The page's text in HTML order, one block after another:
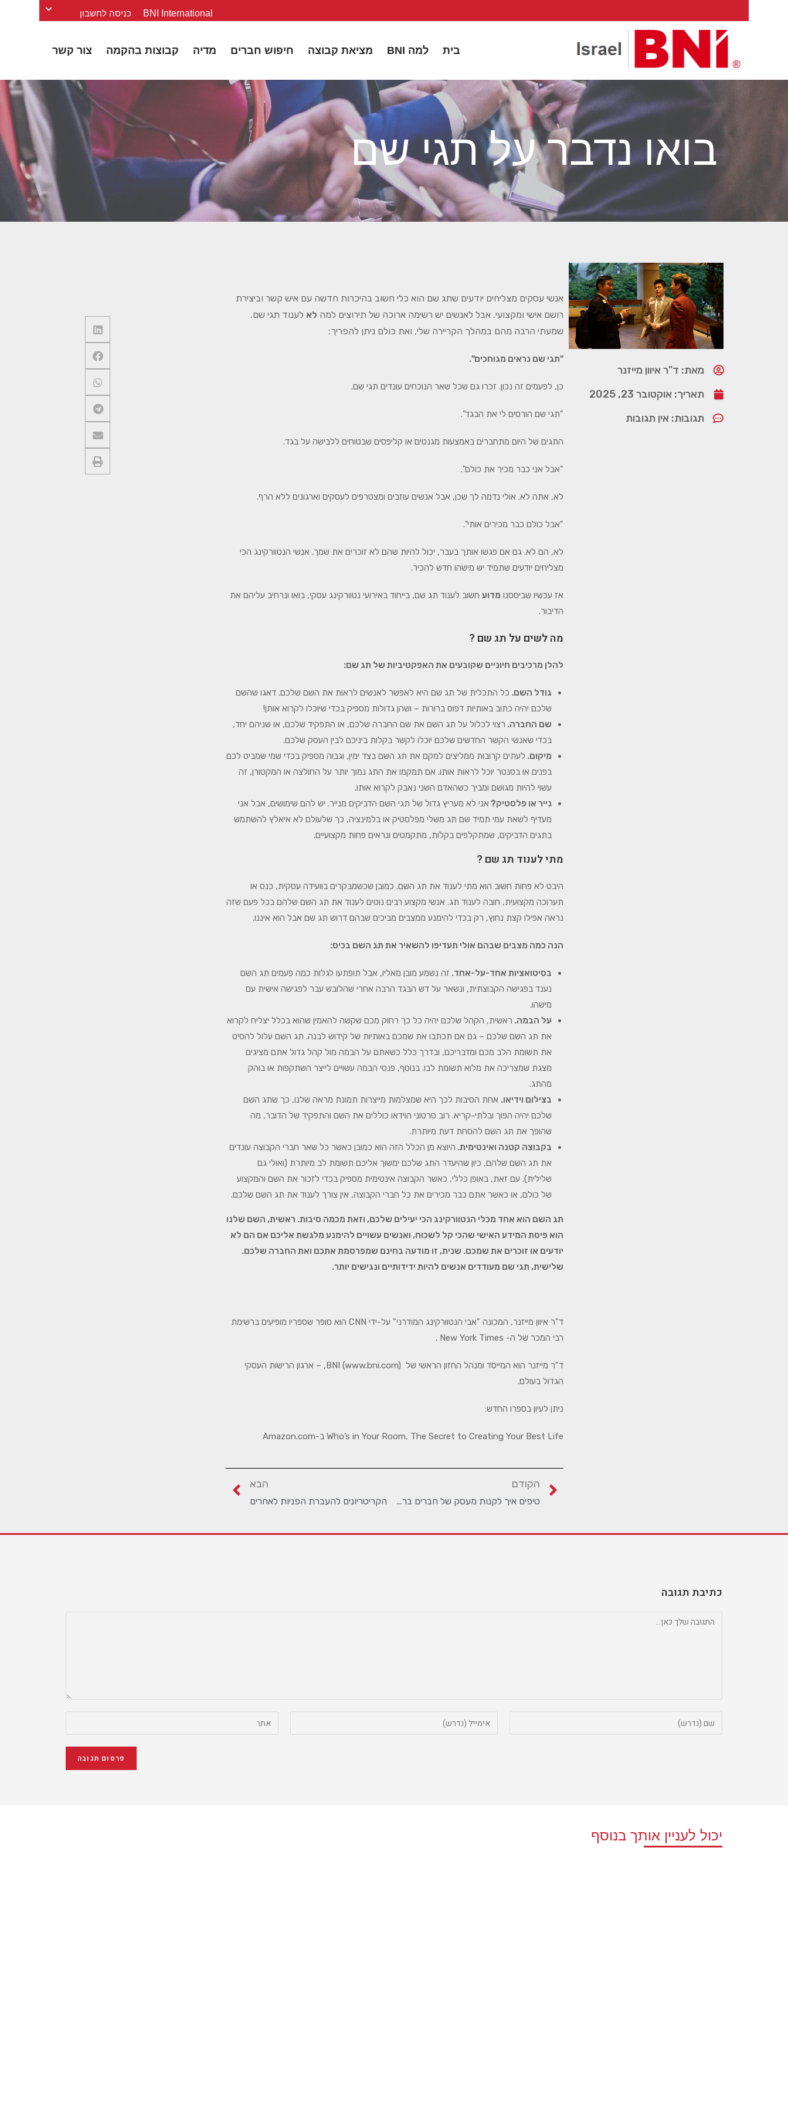
BNI International כניסה לחשבון
בית למה BNI מציאת קבוצה חיפוש חברים מדיה קבוצות בהקמה צור קשר
בואו נדבר על תגי שם
מאת: ד"ר איוון מייזנר
תאריך: אוקטובר 23, 2025
תגובות: אין תגובות
אנשי עסקים מצליחים יודעים שתג שם הוא כלי חשוב בהיכרות חדשה עם איש קשר וביצירת
רושם אישי ומקצועי. אבל לאנשים יש רשימה ארוכה של תירוצים למה לא לענוד תגי שם.
שמעתי הרבה מהם במהלך הקריירה שלי, ואת כולם ניתן להפריך:
"תגי שם נראים מגוחכים".
כן, לפעמים זה נכון. זכרו גם שכל שאר הנוכחים עונדים תגי שם.
"תגי שם הורסים לי את הבגד".
התגים של היום מתחברים באמצעות מגנטים או קליפסים שבטוחים ללבישה על בגד.
"אבל אני כבר מכיר את כולם".
לא, אתה לא. אולי נדמה לך שכן, אבל אנשים עוזבים ומצטרפים לעסקים וארגונים ללא הרף.
"אבל כולם כבר מכירים אותי".
לא, הם לא. גם אם פגשו אותך בעבר, יכול להיות שהם לא זוכרים את שמך. אנשי הנטוורקינג הכי
מצליחים יודעים שתמיד יש מישהו חדש להכיר.
אז עכשיו שביססנו מדוע חשוב לענוד תג שם, בייחוד באירועי נטוורקינג עסקי, בואו ונרחיב עליהם את
הדיבור.
מה לשים על תג שם ?
להלן מרכיבים חיוניים שקובעים את האפקטיביות של תג שם:
גודל השם. כל התכלית של תג שם היא לאפשר לאנשים לראות את השם שלכם. דאגו שהשם
שלכם יהיה כתוב באותיות דפוס ברורות – ושהן גדולות מספיק בכדי שיוכלו לקרוא אותן!
שם החברה. רצוי לכלול על תג השם את שם החברה שלכם, או התפקיד שלכם, או שניהם יחד,
בכדי שאנשי הקשר החדשים שלכם יוכלו לקשר בקלות ביניכם לבין העסק שלכם.
מיקום. לעתים קרובות ממליצים למקם את תג השם בצד ימין, וגבוה מספיק בכדי שמי שמביט לכם
בפנים או בסנטר יוכל לראות אותו. אם תמקמו את התג נמוך יותר על החולצה או המקטורן, זה
עשוי להיות מגושם ומביך כשהאדם השני נאבק לקרוא אותו.
נייר או פלסטיק? אני לא מעריץ גדול של תגי השם הדביקים מנייר. יש להם שימושים, אבל אני
מעדיף לשאת עמי תמיד שם תג משלי מפלסטיק או בלמינציה, כך שלעולם לא איאלץ להשתמש
בתגים הדביקים, שמתקלפים בקלות, מתקמטים ונראים פחות מקצועיים.
מתי לענוד תג שם ?
היבט לא פחות חשוב הוא מתי לענוד את תג השם. כמובן שכשמבקרים בוועידה עסקית, כנס או
תערוכה מקצועית, חובה לענוד תג. אנשי מקצוע רבים נוטים לענוד את תג השם שלהם בכל פעם שזה
נראה אפילו קצת נחוץ, רק בכדי להימנע ממצבים מביכים שבהם דרוש תג שם אבל הוא איננו.
הנה כמה מצבים שבהם אולי תעדיפו להשאיר את תג השם בכיס:
בסיטואציות אחד-על-אחד. זה נשמע מובן מאליו, אבל תופתעו לגלות כמה פעמים תג השם
נענד בפגישה הקבוצתית, ונשאר על דש הבגד הרבה אחרי שהלובש עבר לפגישה אישית עם
מישהו.
על הבמה. ראשית, הקהל שלכם יהיה כל כך רחוק מכם שקשה להאמין שהוא בכלל יצליח לקרוא
את תג השם שלכם – גם אם תכתבו את שמכם באותיות של קידוש לבנה. תג השם עלול להסיט
את תשומת הלב מכם ומדבריכם, ובדרך כלל כשאתם על הבמה מול קהל גדול אתם מציגים
מצגת שמצריכה את מלוא תשומת לבו. בנוסף, פנסי הבמה עשויים לייצר השתקפות או בוהק
מהתג.
בצילום וידיאו. אחת הסיבות לכך היא שמצלמות מייצרות תמונת מראה שלנו, כך שתג השם
שלכם יהיה הפוך ובלתי-קריא. רוב סרטוני הוידאו כוללים את השם והתפקיד של הדובר, מה
שהופך את תג השם להסחת דעת מיותרת.
בקבוצה קטנה ואינטימית. היוצא מן הכלל הזה הוא כמובן כאשר כל שאר חברי הקבוצה עונדים
את תג השם שלהם, כיון שהיעדר התג שלכם ימשוך אליכם תשומת לב מיותרת (ואולי גם
שלילית). עם זאת, באופן כללי, כאשר הקבוצה אינטימית מספיק בכדי לזכור את השם והמקצוע
של כולם, או כאשר אתם כבר מכירים את כל חברי הקבוצה, אין צורך לענוד את תג השם שלכם.
תג השם הוא אחד מכלי הנטוורקינג הכי יעילים שלכם, וזאת מכמה סיבות. ראשית, השם שלנו
הוא פיסת המידע האישי שהכי קל לשכוח, ואנשים עשויים להימנע מלגשת אליכם אם הם לא
יודעים או זוכרים את שמכם. שנית, זו מודעה בחינם שמפרסמת אתכם ואת החברה שלכם.
שלישית, תגי שם מעודדים אנשים להיות ידידותיים ונגישים יותר.
ד"ר איוון מייזנר, המכונה "אבי הנטוורקינג המודרני" על-ידי CNN הוא סופר שספריו מופיעים ברשימת
רבי המכר של ה- New York Times .
ד"ר מייזנר הוא המייסד ומנהל החזון הראשי של BNI (www.bni.com), – ארגון הרישות העסקי
הגדול בעולם.
ניתן לעיון בספרו החדש:
Who’s in Your Room, The Secret to Creating Your Best Life ב-Amazon.com
הקודם
טיפים איך לקנות מעסק של חברים ברשת הנטוורקינג
הבא
הקריטריונים להעברת הפניות לאחרים
כתיבת תגובה
יכול לעניין אותך בנוסף